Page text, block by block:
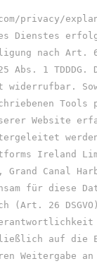
privacy/
Dienstes
nach
25 Abs. 1
widerrufbar.
Tools
Website
Ireland
Grand Canal
für diese
(Art. 26
auf die
Weitergabe